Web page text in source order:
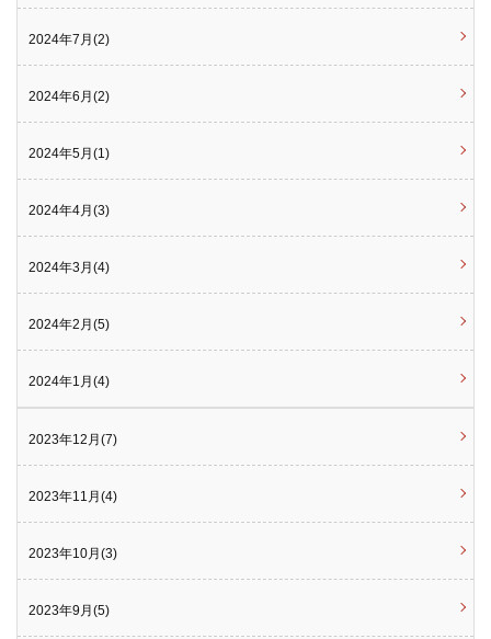
2024年7月(2)
2024年6月(2)
2024年5月(1)
2024年4月(3)
2024年3月(4)
2024年2月(5)
2024年1月(4)
2023年12月(7)
2023年11月(4)
2023年10月(3)
2023年9月(5)